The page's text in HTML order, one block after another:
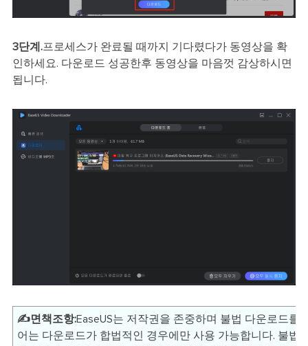
3단계.프로세스가 완료될 때까지 기다렸다가 동영상을 확
인하세요. 다운로드 성공한후 동영상을 마음껏 감상하시면
됩니다.
✍️면책조항:EaseUS는 저작권을 존중하며 불법 다운로드를
어는 다운로드가 합법적인 경우에만 사용 가능합니다. 불법